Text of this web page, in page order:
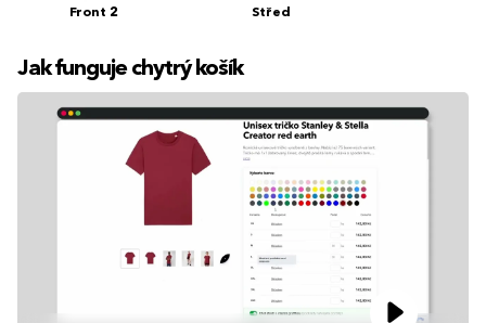
Front 2 Střed
Jak funguje chytrý košík